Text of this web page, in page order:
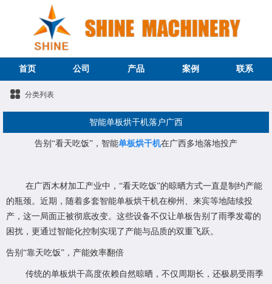
首页 公司 产品 案例 联系
分类列表
智能单板烘干机落户广西
告别“看天吃饭”，智能单板烘干机在广西多地落地投产
在广西木材加工产业中，“看天吃饭”的晾晒方式一直是制约产能
的瓶颈。近期，随着多套智能单板烘干机在柳州、来宾等地陆续投
产，这一局面正被彻底改变。这些设备不仅让单板告别了雨季发霉的
困扰，更通过智能化控制实现了产能与品质的双重飞跃。
告别“靠天吃饭”，产能效率翻倍
传统的单板烘干高度依赖自然晾晒，不仅周期长，还极易受雨季